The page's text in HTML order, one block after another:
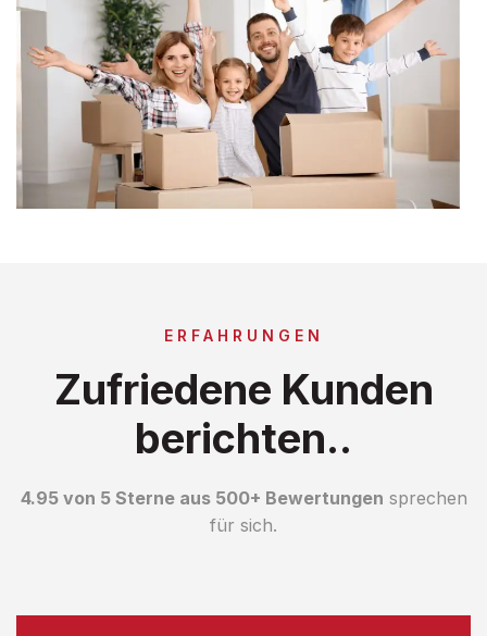
ERFAHRUNGEN
Zufriedene Kunden
berichten..
4.95 von 5 Sterne aus 500+ Bewertungen sprechen
für sich.